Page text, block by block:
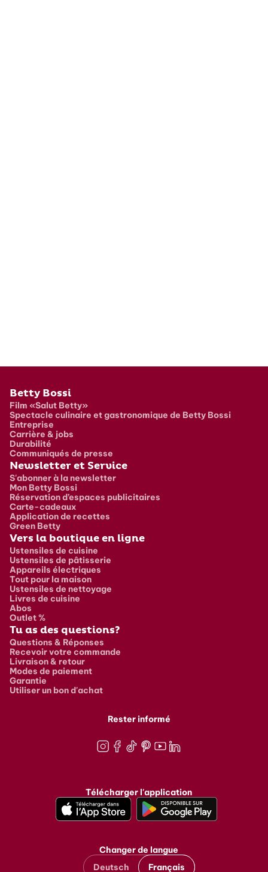
Pied de page
Betty Bossi
Film «Salut Betty»
Spectacle culinaire et gastronomique de Betty Bossi
Entreprise
Carrière & jobs
Durabilité
Communiqués de presse
Newsletter et Service
S'abonner à la newsletter
Mon Betty Bossi
Réservation d’espaces publicitaires
Carte-cadeaux
Application de recettes
Green Betty
Vers la boutique en ligne
Ustensiles de cuisine
Ustensiles de pâtisserie
Appareils électriques
Tout pour la maison
Ustensiles de nettoyage
Livres de cuisine
Abos
Outlet %
Tu as des questions?
Questions & Réponses
Recevoir votre commande
Livraison & retour
Modes de paiement
Garantie
Utiliser un bon d'achat
Rester informé
Télécharger l'application
Changer de langue
Deutsch
Français